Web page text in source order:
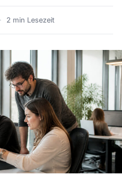
2 min Lesezeit